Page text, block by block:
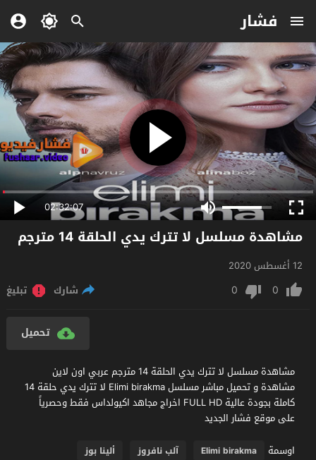
فشار
02:32:07
مشاهدة مسلسل لا تترك يدي الحلقة 14 مترجم
12 أغسطس 2020
0
0 شارك تبليغ
تحميل
مشاهدة مسلسل لا تترك يدي الحلقة 14 مترجم عربي اون لاين
مشاهدة و تحميل مباشر مسلسل Elimi birakma لا تترك يدي حلقة 14
كاملة بجودة عالية FULL HD اخراج مجاهد اكيولداس فقط وحصرياً
على موقع فشار الجديد
اوسمة
Elimi birakma آلب نافروز
ألينا بوز